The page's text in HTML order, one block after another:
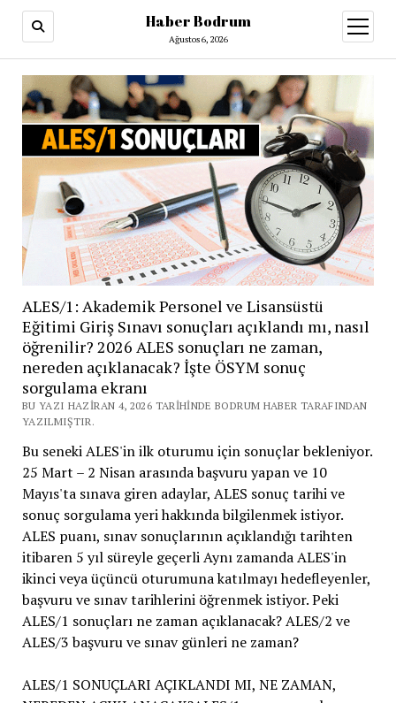
Haber Bodrum
Ağustos 6, 2026
aç
ALES/1: Akademik Personel ve Lisansüstü
Eğitimi Giriş Sınavı sonuçları açıklandı mı, nasıl
öğrenilir? 2026 ALES sonuçları ne zaman,
nereden açıklanacak? İşte ÖSYM sonuç
sorgulama ekranı
BU YAZI HAZIRAN 4, 2026 TARIHINDE BODRUM HABER TARAFINDAN
YAZILMIŞTIR.
Bu seneki ALES'in ilk oturumu için sonuçlar bekleniyor.
25 Mart – 2 Nisan arasında başvuru yapan ve 10
Mayıs'ta sınava giren adaylar, ALES sonuç tarihi ve
sonuç sorgulama yeri hakkında bilgilenmek istiyor.
ALES puanı, sınav sonuçlarının açıklandığı tarihten
itibaren 5 yıl süreyle geçerli Aynı zamanda ALES'in
ikinci veya üçüncü oturumuna katılmayı hedefleyenler,
başvuru ve sınav tarihlerini öğrenmek istiyor. Peki
ALES/1 sonuçları ne zaman açıklanacak? ALES/2 ve
ALES/3 başvuru ve sınav günleri ne zaman?
ALES/1 SONUÇLARI AÇIKLANDI MI, NE ZAMAN,